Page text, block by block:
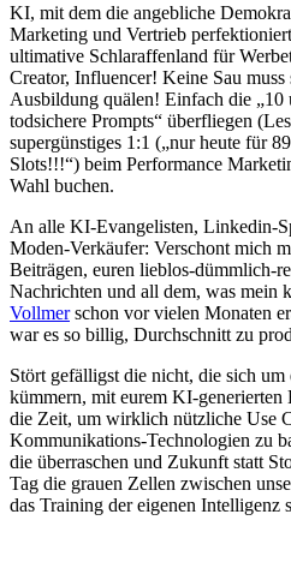
KI, mit dem die angebliche
Marketing und Vertrieb
ultimative Schlaraffenland für
Creator, Influencer! Keine Sau
Ausbildung quälen! Einfach die
todsichere Prompts“ überfliegen
supergünstiges 1:1 („nur heute für
Slots!!!“) beim Performance
Wahl buchen.
An alle KI-Evangelisten, Linkedin-
Moden-Verkäufer: Verschont mich
Beiträgen, euren lieblos-dümmlich-
Nachrichten und all dem, was mein
Vollmerschon vor vielen Monaten
war es so billig, Durchschnitt zu
Stört gefälligst die nicht, die sich um
kümmern, mit eurem KI-
die Zeit, um wirklich nützliche Use
Kommunikations-Technologien zu
die überraschen und Zukunft statt
Tag die grauen Zellen zwischen
das Training der eigenen Intelligenz